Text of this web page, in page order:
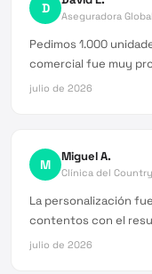
D
Aseguradora Global
Pedimos 1.000
comercial fue muy
julio de 2026
M Miguel A.
Clínica del Country
La personalización
contentos con el
julio de 2026